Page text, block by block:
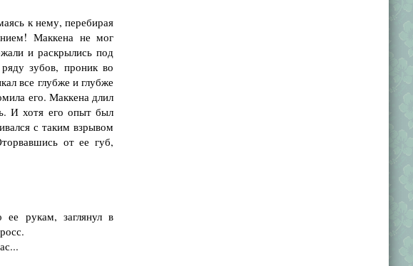
к нему, перебирая
Маккена не мог
и раскрылись под
зубов, проник во
все глубже и глубже
его. Маккена длил
И хотя его опыт был
с таким взрывом
от ее губ,
рукам, заглянул в